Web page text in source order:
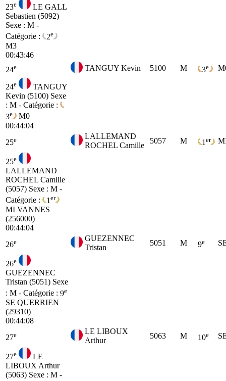
23e
LE GALL
Sebastien (5092)
Sexe : M -
Catégorie :
2e
M3
00:43:46
24e TANGUY Kevin 5100 M 3e
24e
TANGUY
Kevin (5100) Sexe
: M - Catégorie :
3e
M0
00:44:04
25e
LALLEMAND
ROCHEL Camille
5057 M 1 er
25e
LALLEMAND
ROCHEL Camille
(5057) Sexe : M -
Catégorie :
1 er
MI VANNES
(256000)
00:44:04
26e
GUEZENNEC
Tristan
5051 M 9e
26e
GUEZENNEC
Tristan (5051) Sexe
: M - Catégorie : 9e
SE QUERRIEN
(29310)
00:44:08
27e
LE LIBOUX
Arthur
5063 M 10e
27e
LE
LIBOUX Arthur
(5063) Sexe : M -